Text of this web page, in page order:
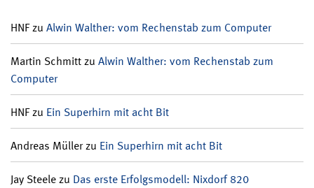
HNFzu Alwin Walther: vom Rechenstab zum Computer
Martin Schmittzu Alwin Walther: vom Rechenstab zum
Computer
HNFzu Ein Superhirn mit acht Bit
Andreas Müllerzu Ein Superhirn mit acht Bit
Jay Steelezu Das erste Erfolgsmodell: Nixdorf 820